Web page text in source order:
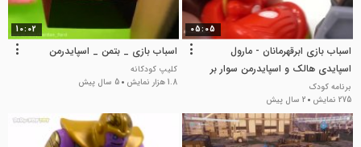
05:05
اسباب بازی ابرقهرمانان - مارول
اسپایدی هالک و اسپایدرمن سوار بر
مینی خودرو!
برنامه کودک
275 نمایش
2 سال پیش
10:02
اسباب بازی _ بتمن _ اسپایدرمن
کلیپ کودکانه
1.8 هزار نمایش
5 سال پیش